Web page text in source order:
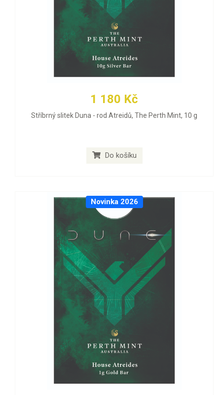
1 180 Kč
Stříbrný slitek Duna - rod Atreidů, The Perth Mint, 10 g
Do košíku
Novinka 2026